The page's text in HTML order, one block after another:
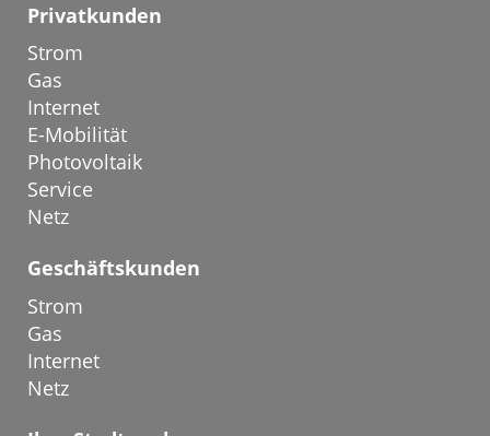
Privatkunden
Strom
Gas
Internet
E-Mobilität
Photovoltaik
Service
Netz
Geschäftskunden
Strom
Gas
Internet
Netz